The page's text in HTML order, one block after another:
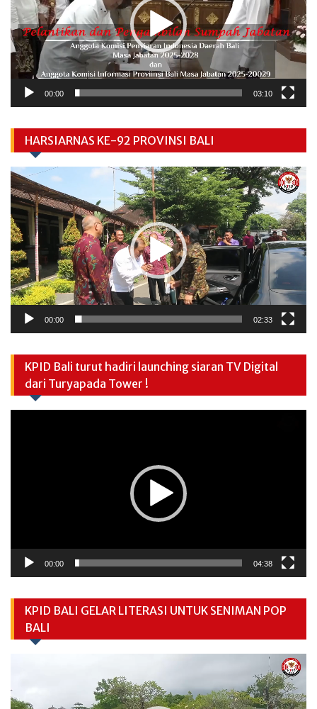
00:00 03:10
HARSIARNAS KE-92 PROVINSI BALI
Video
Player
00:00 02:33
KPID Bali turut hadiri launching siaran TV Digital
dari Turyapada Tower !
00:00 04:38
KPID BALI GELAR LITERASI UNTUK SENIMAN POP
BALI